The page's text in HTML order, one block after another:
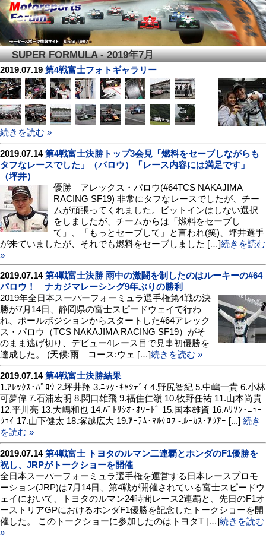
SUPER FORMULA - 2019年7月
2019.07.19 第4戦富士フォトギャラリー
続きを読む »
2019.07.14第4戦富士決勝トップ3会見「燃料をセーブしながらも
タフなレースでした」（パロウ）「レース内容には満足です」
（坪井）
優勝 アレックス・パロウ(#64TCS NAKAJIMA
RACING SF19) 非常にタフなレースでしたが、チー
ムが頑張ってくれました。ピットインはしない選択
をしましたが、チームからは「燃料をセーブし
て」、「もっとセーブして」と言われ(笑)、坪井選手
が来ていましたが、それでも燃料をセーブしました […]続きを読む
»
2019.07.14第4戦富士決勝 雨中の激闘を制したのはルーキーの#64
パロウ！ ナカジマレーシング9年ぶりの勝利
2019年全日本スーパーフォーミュラ選手権第4戦の決
勝が7月14日、静岡県の富士スピードウェイで行わ
れ、ポールポジションからスタートした#64アレック
ス・パロウ（TCS NAKAJIMA RACING SF19）がそ
のまま逃げ切り、デビュー4レース目で見事初優勝を
達成した。 (天候:雨 コース:ウェ […]続きを読む »
2019.07.14第4戦富士決勝結果
1.ｱﾚｯｸｽ･ﾊﾟﾛｳ 2.坪井翔 3.ﾆｯｸ･ｷｬｼﾃﾞｨ 4.野尻智紀 5.中嶋一貴 6.小林
可夢偉 7.石浦宏明 8.関口雄飛 9.福住仁嶺 10.牧野任祐 11.山本尚貴
12.平川亮 13.大嶋和也 14.ﾊﾟﾄﾘｼｵ･ｵﾜｰﾄﾞ 15.国本雄資 16.ﾊﾘｿﾝ･ﾆｭｰ
ｳｪｲ 17.山下健太 18.塚越広大 19.ｱｰﾃﾑ･ﾏﾙｹﾛﾌ -.ﾙｰｶｽ･ｱｳｱｰ [...] 続き
を読む »
2019.07.14第4戦富士 トヨタのルマン二連覇とホンダのF1優勝を
祝し、JRPがトークショーを開催
全日本スーパーフォーミュラ選手権を運営する日本レースプロモ
ーション(JRP)は7月14日、第4戦が開催されている富士スピードウ
ェイにおいて、トヨタのルマン24時間レース2連覇と、先日のF1オ
ーストリアGPにおけるホンダF1優勝を記念したトークショーを開
催した。 このトークショーに参加したのはトヨタT […]続きを読む
»